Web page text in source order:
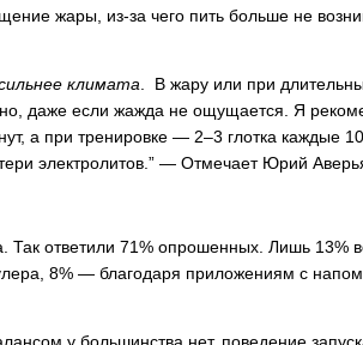
жары, из-за чего пить больше не
климата . В жару или при
даже если жажда не ощущается. Я
а при тренировке — 2–3 глотка каждые
электролитов.” — Отмечает Юрий
Так ответили 71% опрошенных. Лишь 13%
8% — благодаря приложениям с